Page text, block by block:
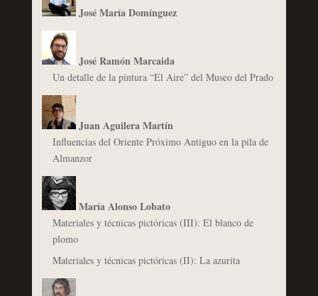
José María Domínguez
José Ramón Marcaida
Un detalle de la pintura “El Aire” del Museo del Prado
Juan Aguilera Martín
Influencias del Oriente Próximo Antiguo en la pila de
Almanzor
María Alonso Lobato
Materiales y técnicas pictóricas (III): El blanco de
plomo
Materiales y técnicas pictóricas (II): La azurita